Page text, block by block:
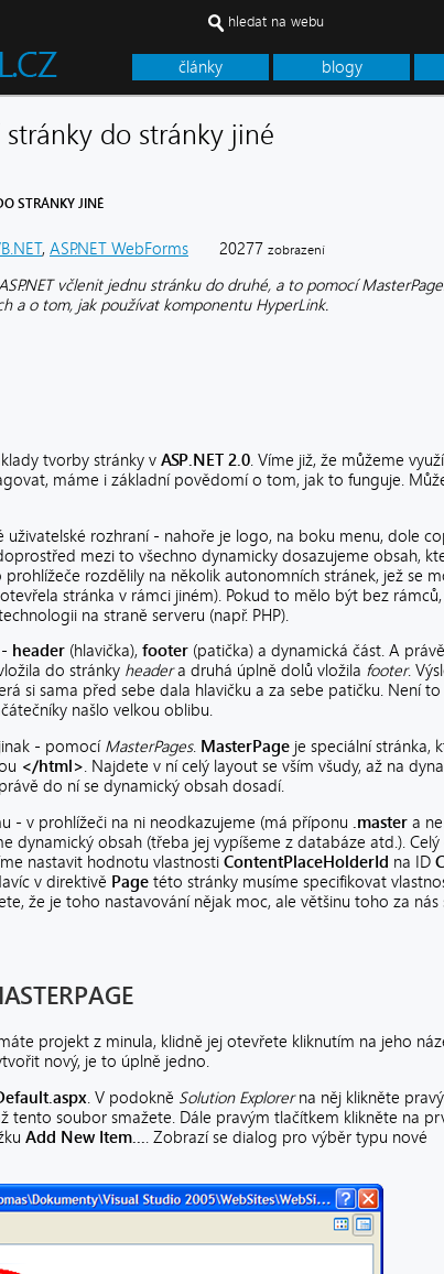
články blogy
hledat na webu
do stránky jiné
STRÁNKY JINÉ
, ASP.NET WebForms 20277 zobrazení
včlenit jednu stránku do druhé, a to pomocí
a o tom, jak používat komponentu HyperLink.
tvorby stránky v ASP.NET 2.0. Víme již, že můžeme
máme i základní povědomí o tom, jak to funguje.
rozhraní - nahoře je logo, na boku menu, dole
mezi to všechno dynamicky dosazujeme obsah,
rozdělily na několik autonomních stránek, jež se
stránka v rámci jiném). Pokud to mělo být bez rámců,
na straně serveru (např. PHP).
header (hlavička), footer (patička) a dynamická část. A
do stránky headera druhá úplně dolů vložila footer.
si sama před sebe dala hlavičku a za sebe patičku. Není
našlo velkou oblibu.
- pomocí MasterPages. MasterPage je speciální stránka,
</html>. Najdete v ní celý layout se vším všudy, až na
do ní se dynamický obsah dosadí.
- v prohlížeči na ni neodkazujeme (má příponu .master a ne
dynamický obsah (třeba jej vypíšeme z databáze atd.).
nastavit hodnotu vlastnosti ContentPlaceHolderId na ID
v direktivě Page této stránky musíme specifikovat
že je toho nastavování nějak moc, ale většinu toho za nás
projekt z minula, klidně jej otevřete kliknutím na jeho
nový, je to úplně jedno.
. V podokně Solution Explorerna něj klikněte
tento soubor smažete. Dále pravým tlačítkem klikněte na
Add New Item.... Zobrazí se dialog pro výběr typu nové